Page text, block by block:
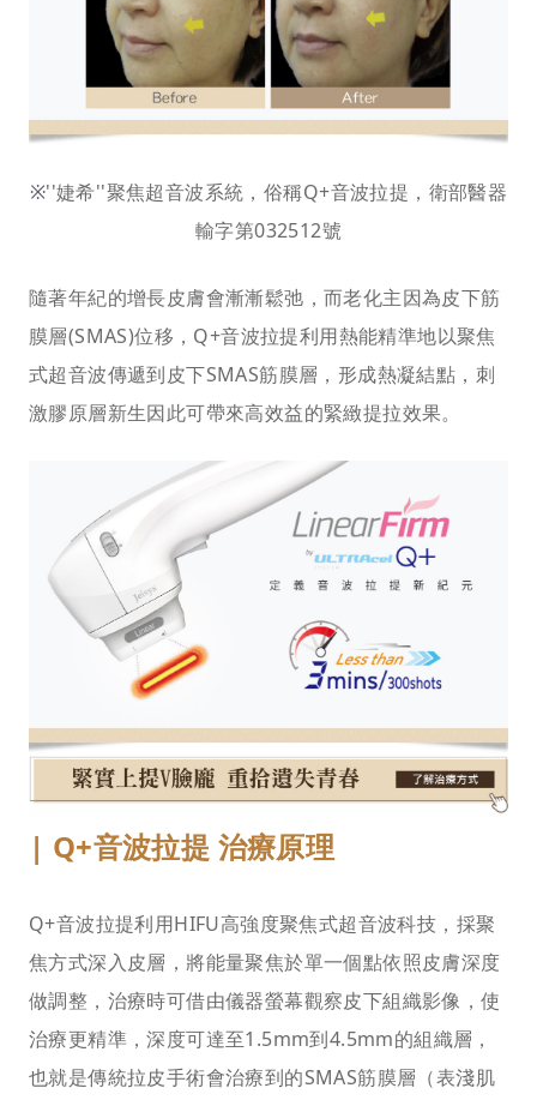
※''婕希''聚焦超音波系統，俗稱Q+音波拉提，衛部醫器
輸字第032512號
隨著年紀的增長皮膚會漸漸鬆弛，而老化主因為皮下筋
膜層(SMAS)位移，Q+音波拉提利用熱能精準地以聚焦
式超音波傳遞到皮下SMAS筋膜層，形成熱凝結點，刺
激膠原層新生因此可帶來高效益的緊緻提拉效果。
| Q+音波拉提 治療原理
Q+音波拉提利用HIFU高強度聚焦式超音波科技，採聚
焦方式深入皮層，將能量聚焦於單一個點依照皮膚深度
做調整，治療時可借由儀器螢幕觀察皮下組織影像，使
治療更精準，深度可達至1.5mm到4.5mm的組織層，
也就是傳統拉皮手術會治療到的SMAS筋膜層（表淺肌